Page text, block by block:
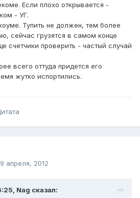
Если плохо открывается -
- УГ.
Тупить не должен, тем более
сейчас грузятся в самом конце
счетчики проверить - частый случай
всего оттуда придется его
жутко испортились.
апреля, 2012
Nag сказал: